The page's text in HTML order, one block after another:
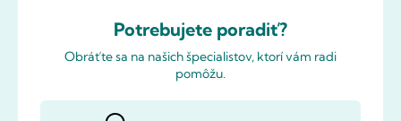
Potrebujete poradiť?
Obráťte sa na našich špecialistov, ktorí vám radi
pomôžu.